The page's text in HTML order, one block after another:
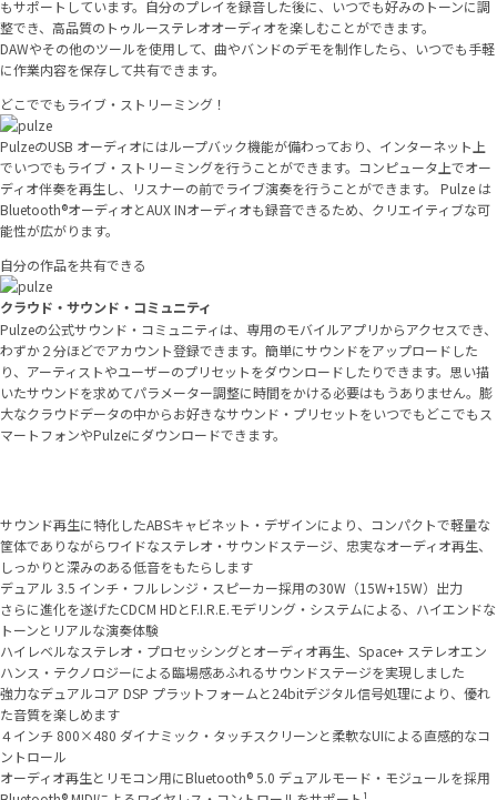
もサポートしています。自分のプレイを録音した後に、いつでも好みのトーンに調
整でき、高品質のトゥルーステレオオーディオを楽しむことができます。
DAWやその他のツールを使用して、曲やバンドのデモを制作したら、いつでも手軽
に作業内容を保存して共有できます。
どこででもライブ・ストリーミング！
PulzeのUSB オーディオにはループバック機能が備わっており、インターネット上
でいつでもライブ・ストリーミングを行うことができます。コンピュータ上でオー
ディオ伴奏を再生し、リスナーの前でライブ演奏を行うことができます。 Pulze は
Bluetooth®オーディオとAUX INオーディオも録音できるため、クリエイティブな可
能性が広がります。
自分の作品を共有できる
クラウド・サウンド・コミュニティ
Pulzeの公式サウンド・コミュニティは、専用のモバイルアプリからアクセスでき、
わずか２分ほどでアカウント登録できます。簡単にサウンドをアップロードした
り、アーティストやユーザーのプリセットをダウンロードしたりできます。思い描
いたサウンドを求めてパラメーター調整に時間をかける必要はもうありません。膨
大なクラウドデータの中からお好きなサウンド・プリセットをいつでもどこでもス
マートフォンやPulzeにダウンロードできます。
サウンド再生に特化したABSキャビネット・デザインにより、コンパクトで軽量な
筐体でありながらワイドなステレオ・サウンドステージ、忠実なオーディオ再生、
しっかりと深みのある低音をもたらします
デュアル 3.5 インチ・フルレンジ・スピーカー採用の30W（15W+15W）出力
さらに進化を遂げたCDCM HDとF.I.R.E.モデリング・システムによる、ハイエンドな
トーンとリアルな演奏体験
ハイレベルなステレオ・プロセッシングとオーディオ再生、Space+ ステレオエン
ハンス・テクノロジーによる臨場感あふれるサウンドステージを実現しました
強力なデュアルコア DSP プラットフォームと24bitデジタル信号処理により、優れ
た音質を楽しめます
４インチ 800×480 ダイナミック・タッチスクリーンと柔軟なUIによる直感的なコ
ントロール
オーディオ再生とリモコン用にBluetooth® 5.0 デュアルモード・モジュールを採用